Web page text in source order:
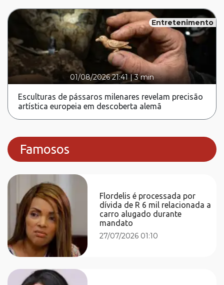
Entretenimento
01/08/2026 21:41 |3 min
Esculturas de pássaros milenares revelam precisão
artística europeia em descoberta alemã
Famosos
Flordelis é processada por
dívida de R 6 mil relacionada a
carro alugado durante
mandato
27/07/2026 01:10